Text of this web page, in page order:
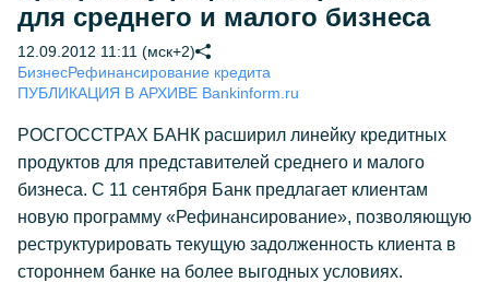
для среднего и малого бизнеса
12.09.2012 11:11 (мск+2)
БизнесРефинансирование кредита
ПУБЛИКАЦИЯ В АРХИВЕ Bankinform.ru
РОСГОССТРАХ БАНК расширил линейку кредитных
продуктов для представителей среднего и малого
бизнеса. С 11 сентября Банк предлагает клиентам
новую программу «Рефинансирование», позволяющую
реструктурировать текущую задолженность клиента в
стороннем банке на более выгодных условиях.